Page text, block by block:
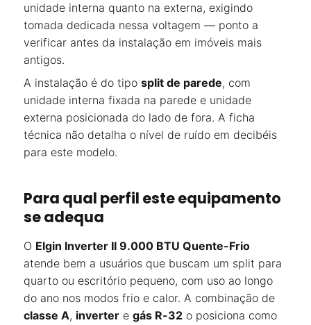
unidade interna quanto na externa, exigindo
tomada dedicada nessa voltagem — ponto a
verificar antes da instalação em imóveis mais
antigos.
A instalação é do tipo split de parede, com
unidade interna fixada na parede e unidade
externa posicionada do lado de fora. A ficha
técnica não detalha o nível de ruído em decibéis
para este modelo.
Para qual perfil este equipamento
se adequa
O Elgin Inverter II 9.000 BTU Quente-Frio
atende bem a usuários que buscam um split para
quarto ou escritório pequeno, com uso ao longo
do ano nos modos frio e calor. A combinação de
classe A, inverter e gás R-32 o posiciona como